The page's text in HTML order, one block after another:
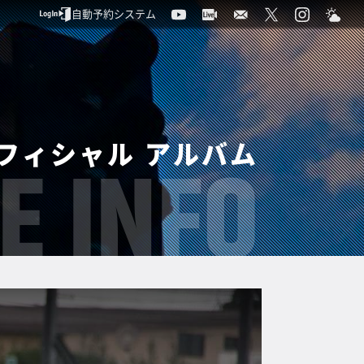
自動予約システム
ィシャル アルバム